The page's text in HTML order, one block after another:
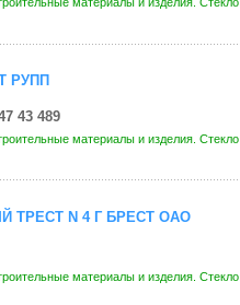
РУПП
43 489
материалы и изделия. Стекло
ТРЕСТ N 4 Г БРЕСТ ОАО
материалы и изделия. Стекло